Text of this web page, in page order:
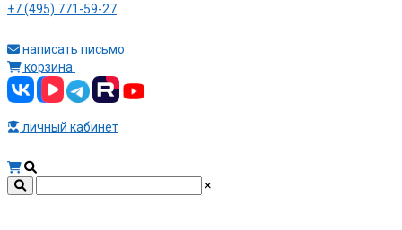
+7 (495) 771-59-27
написать письмо
корзина
личный кабинет
×